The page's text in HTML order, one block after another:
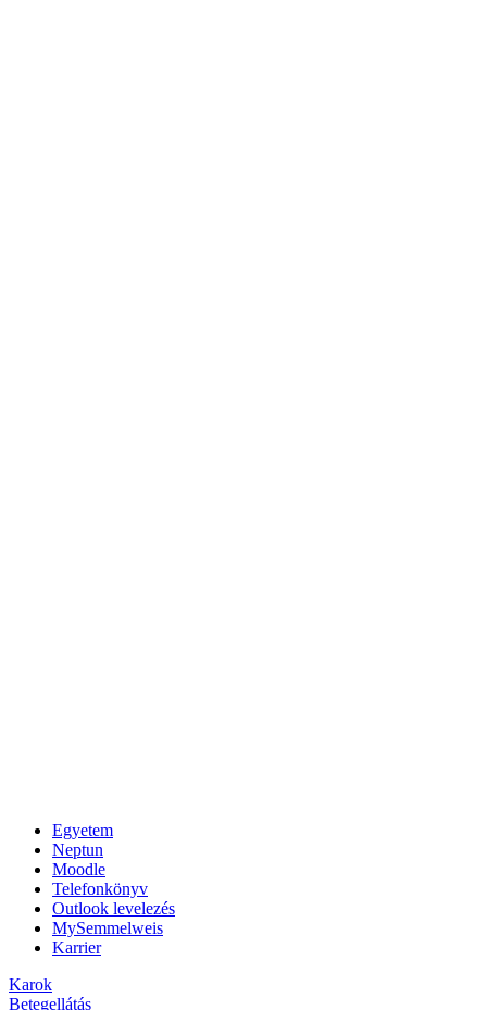
Egyetem
Neptun
Moodle
Telefonkönyv
Outlook levelezés
MySemmelweis
Karrier
Karok
Betegellátás